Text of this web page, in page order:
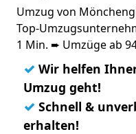
Umzug von
Top-
1 Min. ➨ Umzüge ab
✓ Wir helfen
Umzug geht!
✓ Schnell &
erhalten!